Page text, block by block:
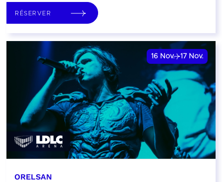
RÉSERVER
16 Nov. 17 Nov.
ORELSAN